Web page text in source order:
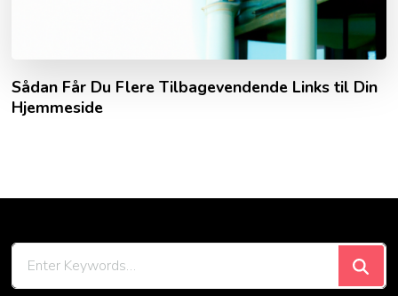
Sådan Får Du Flere Tilbagevendende Links til Din
Hjemmeside